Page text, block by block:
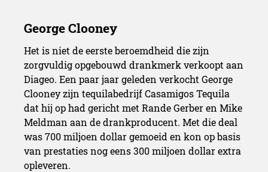
Het is niet de eerste beroemdheid die zijn
zorgvuldig opgebouwd drankmerk verkoopt aan
Diageo. Een paar jaar geleden verkocht George
Clooney zijn tequilabedrijf Casamigos Tequila
dat hij op had gericht met Rande Gerber en Mike
Meldman aan de drankproducent. Met die deal
was 700 miljoen dollar gemoeid en kon op basis
van prestaties nog eens 300 miljoen dollar extra
opleveren.